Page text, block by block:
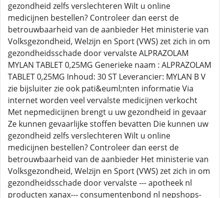
gezondheid zelfs verslechteren Wilt u online
medicijnen bestellen? Controleer dan eerst de
betrouwbaarheid van de aanbieder Het ministerie van
Volksgezondheid, Welzijn en Sport (VWS) zet zich in om
gezondheidsschade door vervalste ALPRAZOLAM
MYLAN TABLET 0,25MG Generieke naam : ALPRAZOLAM
TABLET 0,25MG Inhoud: 30 ST Leverancier: MYLAN B V
zie bijsluiter zie ook pati&euml;nten informatie Via
internet worden veel vervalste medicijnen verkocht
Met nepmedicijnen brengt u uw gezondheid in gevaar
Ze kunnen gevaarlijke stoffen bevatten Die kunnen uw
gezondheid zelfs verslechteren Wilt u online
medicijnen bestellen? Controleer dan eerst de
betrouwbaarheid van de aanbieder Het ministerie van
Volksgezondheid, Welzijn en Sport (VWS) zet zich in om
gezondheidsschade door vervalste --- apotheek nl
producten xanax--- consumentenbond nl nepshops-